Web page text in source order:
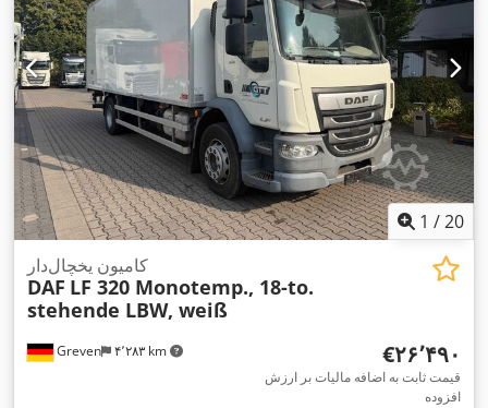
1 /20
Greven ۴٬۲۸۳ km
کامیون یخچال‌دار
DAF LF 320 Monotemp., 18-to.
stehende LBW, weiß
‎€۲۶٬۴۹۰
قیمت ثابت به اضافه مالیات بر ارزش
افزوده